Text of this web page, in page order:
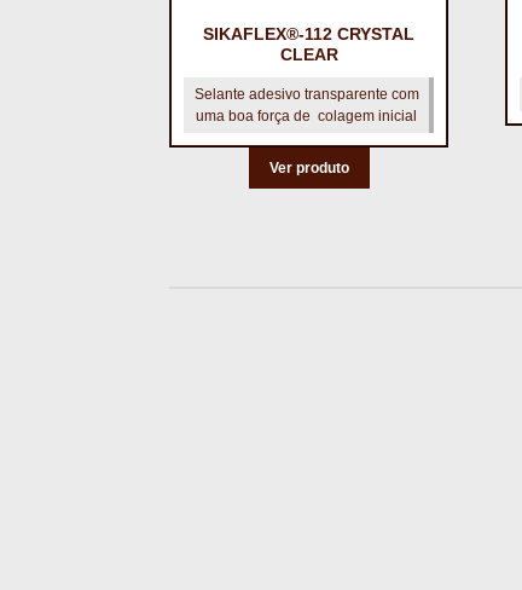
SIKAFLEX®-112 CRYSTAL
CLEAR
Selante adesivo transparente com
uma boa força de colagem inicial
Ver produto